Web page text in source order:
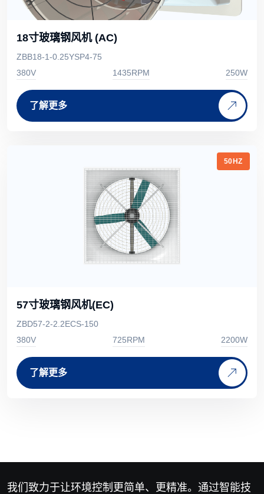
18寸玻璃钢风机 (AC)
ZBB18-1-0.25YSP4-75
380V
1435RPM 250W
了解更多
50HZ
57寸玻璃钢风机(EC)
ZBD57-2-2.2ECS-150
380V
725RPM 2200W
了解更多
我们致力于让环境控制更简单、更精准。通过智能技